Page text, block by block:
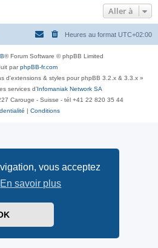
vous acceptez
En savoir plus
Aller à
Heures au format UTC+02:00
® Forum Software © phpBB Limited
parphpBB-fr.com
d'extensions & styles pour phpBB 3.2.x & 3.3.x »
services d’ Infomaniak Network SA
Carouge - Suisse - tél +41 22 820 35 44
Conditions